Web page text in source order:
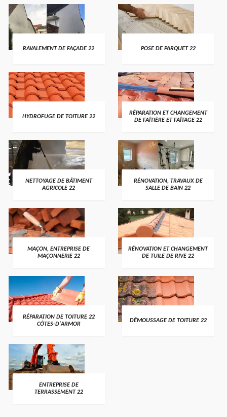
RAVALEMENT DE FAÇADE 22 POSE DE PARQUET 22
HYDROFUGE DE TOITURE 22
RÉPARATION ET CHANGEMENT
DE FAÎTIÈRE ET FAÎTAGE 22
NETTOYAGE DE BÂTIMENT
AGRICOLE 22
RÉNOVATION, TRAVAUX DE
SALLE DE BAIN 22
MAÇON, ENTREPRISE DE
MAÇONNERIE 22
RÉNOVATION ET CHANGEMENT
DE TUILE DE RIVE 22
RÉPARATION DE TOITURE 22
CÔTES-D'ARMOR
DÉMOUSSAGE DE TOITURE 22
ENTREPRISE DE
TERRASSEMENT 22